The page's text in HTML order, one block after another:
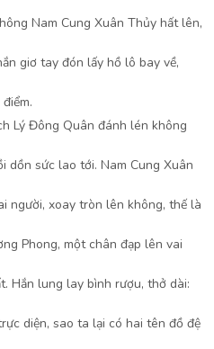
Nam Cung Xuân Thủy hất lên,
giơ tay đón lấy hồ lô bay về,
Lý Đông Quân đánh lén không
dồn sức lao tới. Nam Cung Xuân
người, xoay tròn lên không, thế là
Phong, một chân đạp lên vai
Hắn lung lay bình rượu, thở dài:
diện, sao ta lại có hai tên đồ đệ